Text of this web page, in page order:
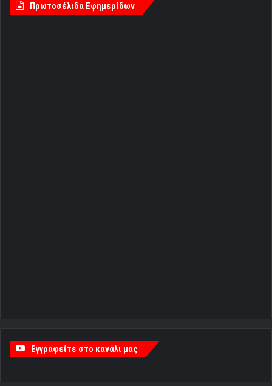
Πρωτοσέλιδα Εφημερίδων
Εγγραφείτε στο κανάλι μας